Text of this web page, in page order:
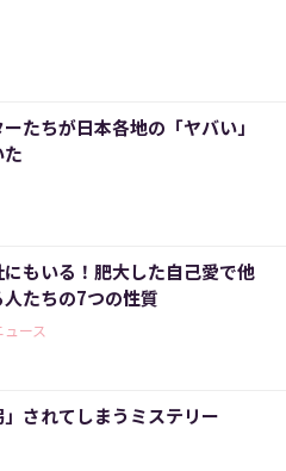
たちが日本各地の「ヤバい」
もいる！肥大した自己愛で他
たちの7つの性質
ース
されてしまうミステリー